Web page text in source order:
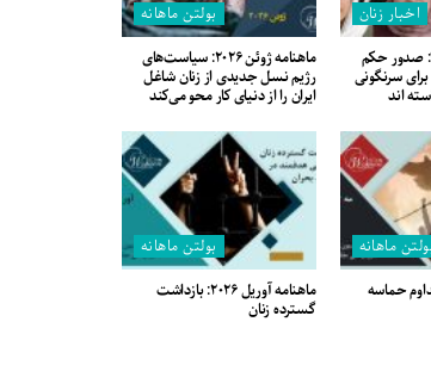
اخبار زنان
ماهنامه ژوئیه ۲۰۲۶: صدور حکم
برای سرنگونی
اند
بولتن ماهانه
ماهنامه ژوئن ۲۰۲۶: سیاست‌های
رژیم نسل جدیدی از زنان شاغل
ایران را از دنیای کار محو می‌کند
ماهانه
مه ۲۰۲۶: تداوم حماسه
بولتن ماهانه
ماهنامه آوریل ۲۰۲۶: بازداشت
گسترده زنان